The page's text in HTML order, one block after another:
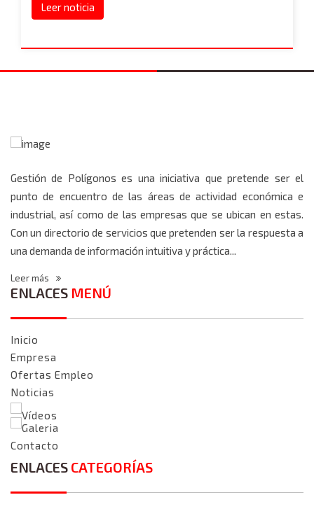
Leer noticia
Gestión de Polígonos es una iniciativa que pretende ser el
punto de encuentro de las áreas de actividad económica e
industrial, así como de las empresas que se ubican en estas.
Con un directorio de servicios que pretenden ser la respuesta a
una demanda de información intuitiva y práctica...
Leer más
ENLACES MENÚ
Inicio
Empresa
Ofertas Empleo
Noticias
Vídeos
Galeria
Contacto
ENLACES CATEGORÍAS